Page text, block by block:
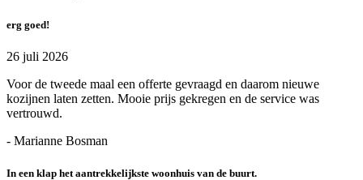
erg goed!
26 juli 2026
Voor de tweede maal een offerte gevraagd en daarom nieuwe
kozijnen laten zetten. Mooie prijs gekregen en de service was
vertrouwd.
- Marianne Bosman
In een klap het aantrekkelijkste woonhuis van de buurt.